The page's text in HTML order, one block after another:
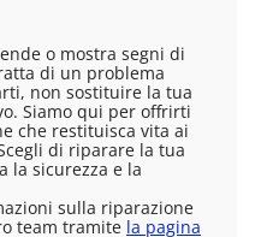
o mostra segni di
di un problema
non sostituire la tua
Siamo qui per offrirti
che restituisca vita ai
di riparare la tua
la sicurezza e la
sulla riparazione
team tramite la pagina